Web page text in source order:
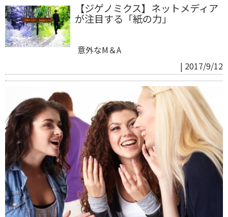
【ジゲノミクス】ネットメディア
が注目する「紙の力」
意外なM＆A
| 2017/9/12